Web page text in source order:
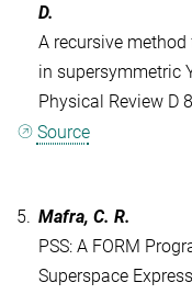
D.
A recursive
in supersymmetric
Physical Review D
Source
5. Mafra, C. R.
PSS: A FORM
Superspace